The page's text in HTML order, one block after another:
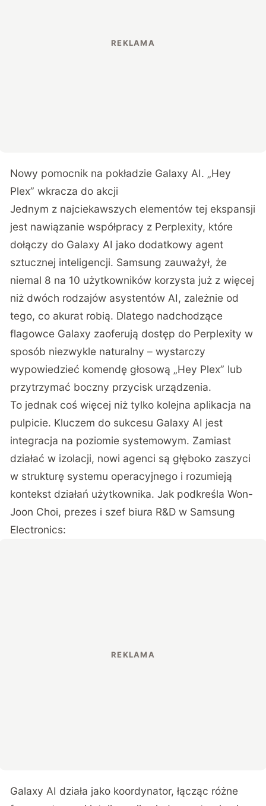
Nowy pomocnik na pokładzie Galaxy AI. „Hey
Plex” wkracza do akcji
Jednym z najciekawszych elementów tej ekspansji
jest nawiązanie współpracy z Perplexity, które
dołączy do Galaxy AI jako dodatkowy agent
sztucznej inteligencji. Samsung zauważył, że
niemal 8 na 10 użytkowników korzysta już z więcej
niż dwóch rodzajów asystentów AI, zależnie od
tego, co akurat robią. Dlatego nadchodzące
flagowce Galaxy zaoferują dostęp do Perplexity w
sposób niezwykle naturalny – wystarczy
wypowiedzieć komendę głosową „Hey Plex” lub
przytrzymać boczny przycisk urządzenia.
To jednak coś więcej niż tylko kolejna aplikacja na
pulpicie. Kluczem do sukcesu Galaxy AI jest
integracja na poziomie systemowym. Zamiast
działać w izolacji, nowi agenci są głęboko zaszyci
w strukturę systemu operacyjnego i rozumieją
kontekst działań użytkownika. Jak podkreśla Won-
Joon Choi, prezes i szef biura R&D w Samsung
Electronics:
Galaxy AI działa jako koordynator, łącząc różne